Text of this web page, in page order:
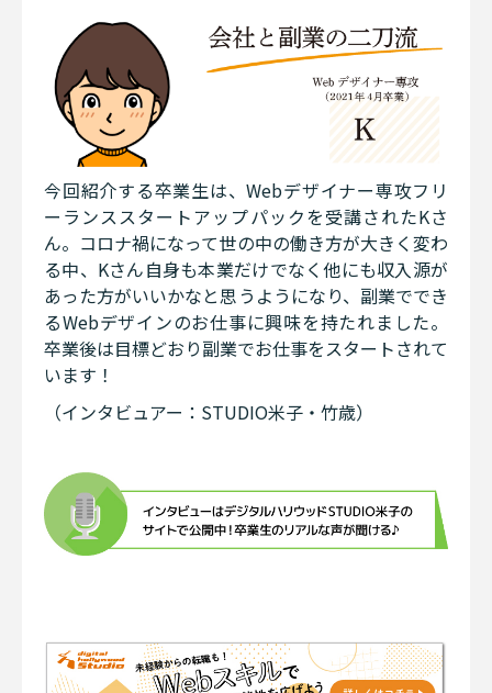
今回紹介する卒業生は、Webデザイナー専攻フリ
ーランススタートアップパックを受講されたKさ
ん。コロナ禍になって世の中の働き方が大きく変わ
る中、Kさん自身も本業だけでなく他にも収入源が
あった方がいいかなと思うようになり、副業ででき
るWebデザインのお仕事に興味を持たれました。
卒業後は目標どおり副業でお仕事をスタートされて
います！
（インタビュアー：STUDIO米子・竹歳）